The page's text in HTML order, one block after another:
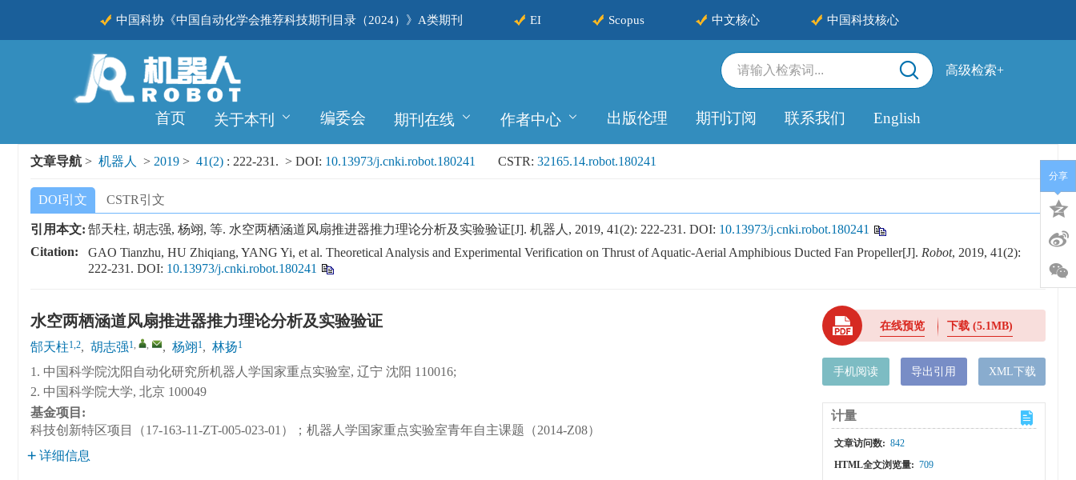
中国科协《中国自动化学会推荐科技期刊目录（2024）》A类期刊 EI Scopus 中文核心 中国科技核心
CSCD
首页 关于本刊 编委会 期刊在线 作者中心 出版伦理 期刊订阅 联系我们 English
高级检索+
文章导航 > 机器人 > 2019 > 41(2) : 222-231. > DOI: 10.13973/j.cnki.robot.180241 CSTR: 32165.14.robot.180241
DOI引文 CSTR引文
引用本文: 郜天柱, 胡志强, 杨翊, 等. 水空两栖涵道风扇推进器推力理论分析及实验验证[J]. 机器人, 2019, 41(2): 222-231. DOI: 10.13973/j.cnki.robot.180241
Citation:
GAO Tianzhu, HU Zhiqiang, YANG Yi, et al. Theoretical Analysis and Experimental Verification on Thrust of Aquatic-Aerial Amphibious Ducted Fan Propeller[J]. Robot, 2019, 41(2):
222-231. DOI: 10.13973/j.cnki.robot.180241
水空两栖涵道风扇推进器推力理论分析及实验验证
郜天柱1,2, 胡志强1, , , 杨翊1, 林扬1
1. 中国科学院沈阳自动化研究所机器人学国家重点实验室, 辽宁 沈阳 110016;
2. 中国科学院大学, 北京 100049
基金项目:
科技创新特区项目（17-163-11-ZT-005-023-01）；机器人学国家重点实验室青年自主课题（2014-Z08）
详细信息
在线预览 下载(5.1MB)
手机阅读 导出引用 XML下载
计量
文章访问数: 842
HTML全文浏览量: 709
分享